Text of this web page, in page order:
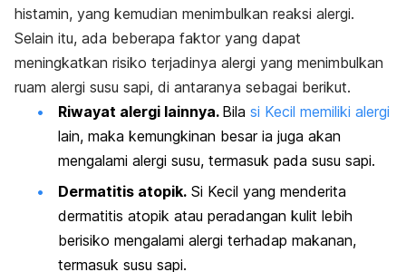
histamin, yang kemudian menimbulkan reaksi alergi.
Selain itu, ada beberapa faktor yang dapat
meningkatkan risiko terjadinya alergi yang menimbulkan
ruam alergi susu sapi, di antaranya sebagai berikut.
Riwayat alergi lainnya. Bila si Kecil memiliki alergi
lain, maka kemungkinan besar ia juga akan
mengalami alergi susu, termasuk pada susu sapi.
Dermatitis atopik. Si Kecil yang menderita
dermatitis atopik atau peradangan kulit lebih
berisiko mengalami alergi terhadap makanan,
termasuk susu sapi.